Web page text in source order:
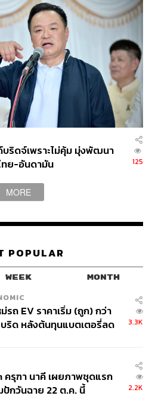
ริดจ์เพราะไม่คุ้ม มุ่งพัฒนา
ทย-อันดามัน
125
MORE
POPULAR
WEEK MONTH
รถ EV ราคาเริ่ม (ถูก) กว่า
ริด หลังต้นทุนแบตเตอรี่ลด
3.3K
ครุฑา นาคี เผยภาพชุดแรก
กวันฉาย 22 ต.ค. นี้
2.2K